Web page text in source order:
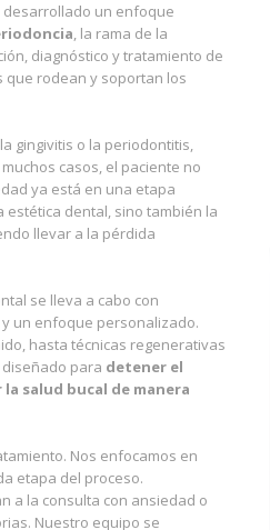
desarrollado un enfoque
, la rama de la
diagnóstico y tratamiento de
que rodean y soportan los
gingivitis o la periodontitis,
casos, el paciente no
ya está en una etapa
estética dental, sino también la
llevar a la pérdida
se lleva a cabo con
un enfoque personalizado.
hasta técnicas regenerativas
para detener el
salud bucal de manera
Nos enfocamos en
etapa del proceso.
a la consulta con ansiedad o
Nuestro equipo se